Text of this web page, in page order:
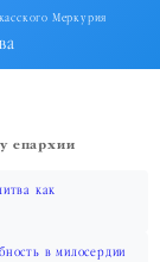
Меркурия
епархии
как
в милосердии